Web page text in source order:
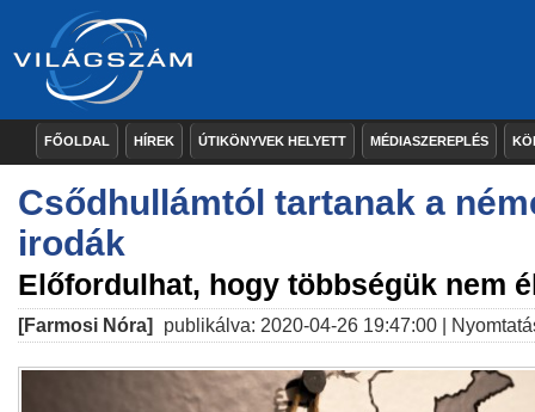
FŐOLDAL HÍREK ÚTIKÖNYVEK HELYETT MÉDIASZEREPLÉS
Csődhullámtól tartanak a
irodák
Előfordulhat, hogy többségük nem
[Farmosi Nóra] publikálva: 2020-04-26 19:47:00 |